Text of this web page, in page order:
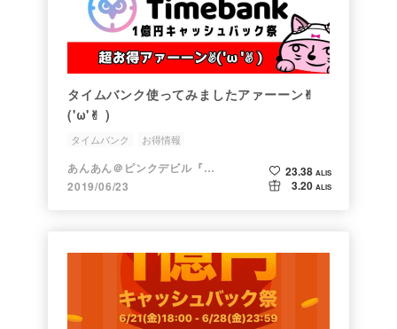
タイムバンク使ってみましたアァーーン✌︎
('ω'✌︎ )
タイムバンク お得情報
あんあん＠ピンクデビル『変態』
2019/06/23
23.38 ALIS
3.20 ALIS